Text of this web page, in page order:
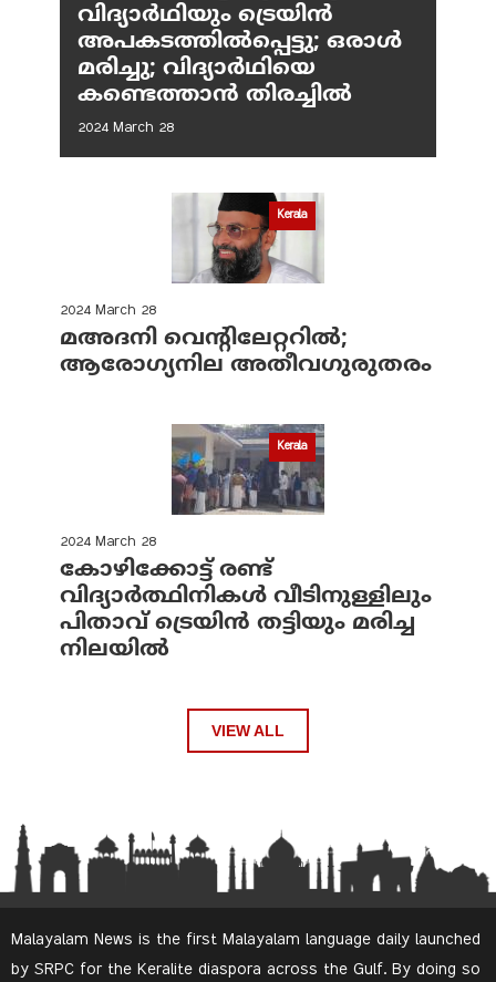
വിദ്യാർഥിയും ട്രെയിൻ
അപകടത്തിൽപ്പെട്ടു; ഒരാൾ
മരിച്ചു; വിദ്യാർഥിയെ
കണ്ടെത്താൻ തിരച്ചിൽ
2024 March 28
Kerala
2024 March 28
മഅദനി വെന്റിലേറ്ററിൽ;
ആരോഗ്യനില അതീവഗുരുതരം
Kerala
2024 March 28
കോഴിക്കോട്ട് രണ്ട്
വിദ്യാർത്ഥിനികൾ വീടിനുള്ളിലും
പിതാവ് ട്രെയിൻ തട്ടിയും മരിച്ച
നിലയിൽ
VIEW ALL
Malayalam News is the first Malayalam language daily launched
by SRPC for the Keralite diaspora across the Gulf. By doing so